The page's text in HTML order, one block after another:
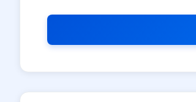
社交平台 电商平台
选择防红平台类型，避免链接被拦截